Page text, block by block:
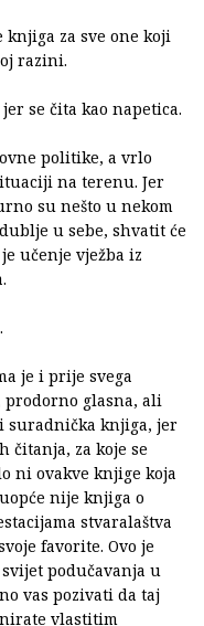
za sve one koji
razini.
se čita kao napetica.
politike, a vrlo
na terenu. Jer
su nešto u nekom
u sebe, shvatit će
učenje vježba iz
je i prije svega
glasna, ali
suradnička knjiga, jer
za koje se
ni ovakve knjige koja
nije knjiga o
stvaralaštva
favorite. Ovo je
podučavanja u
vas pozivati da taj
vlastitim